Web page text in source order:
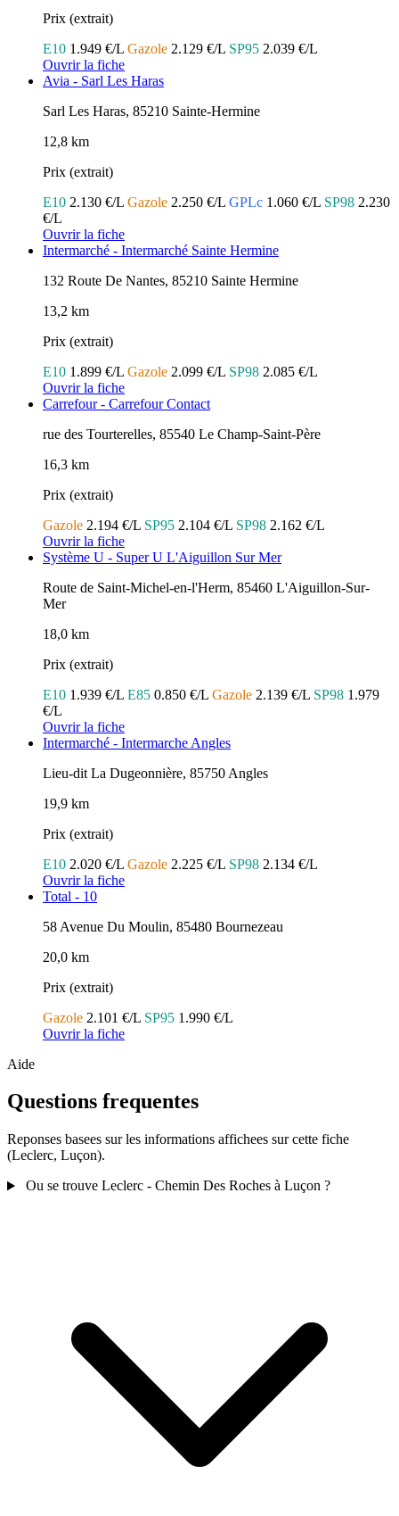
Prix (extrait)
E10 1.949 €/L Gazole 2.129 €/L SP95 2.039 €/L
Ouvrir la fiche
Avia - Sarl Les Haras
Sarl Les Haras, 85210 Sainte-Hermine
12,8 km
Prix (extrait)
E10 2.130 €/L Gazole 2.250 €/L GPLc 1.060 €/L SP98 2.230
€/L
Ouvrir la fiche
Intermarché - Intermarché Sainte Hermine
132 Route De Nantes, 85210 Sainte Hermine
13,2 km
Prix (extrait)
E10 1.899 €/L Gazole 2.099 €/L SP98 2.085 €/L
Ouvrir la fiche
Carrefour - Carrefour Contact
rue des Tourterelles, 85540 Le Champ-Saint-Père
16,3 km
Prix (extrait)
Gazole 2.194 €/L SP95 2.104 €/L SP98 2.162 €/L
Ouvrir la fiche
Système U - Super U L'Aiguillon Sur Mer
Route de Saint-Michel-en-l'Herm, 85460 L'Aiguillon-Sur-
Mer
18,0 km
Prix (extrait)
E10 1.939 €/L E85 0.850 €/L Gazole 2.139 €/L SP98 1.979
€/L
Ouvrir la fiche
Intermarché - Intermarche Angles
Lieu-dit La Dugeonnière, 85750 Angles
19,9 km
Prix (extrait)
E10 2.020 €/L Gazole 2.225 €/L SP98 2.134 €/L
Ouvrir la fiche
Total - 10
58 Avenue Du Moulin, 85480 Bournezeau
20,0 km
Prix (extrait)
Gazole 2.101 €/L SP95 1.990 €/L
Ouvrir la fiche
Aide
Questions frequentes
Reponses basees sur les informations affichees sur cette fiche
(Leclerc, Luçon).
Ou se trouve Leclerc - Chemin Des Roches à Luçon ?